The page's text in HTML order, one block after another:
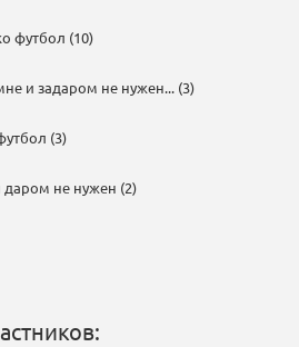
футбол (10)
и задаром не нужен... (3)
(3)
не нужен (2)